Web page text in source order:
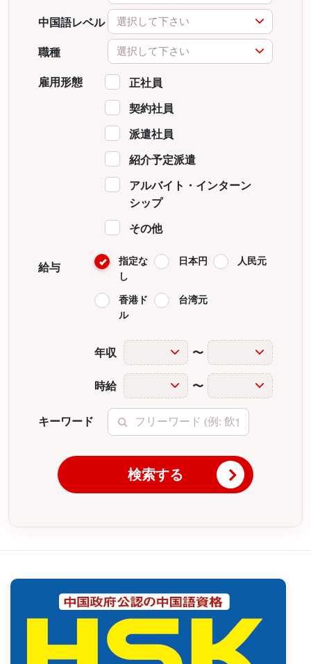
中国語レベル 選択して下さい
職種 選択して下さい
雇用形態 正社員
契約社員
派遣社員
紹介予定派遣
アルバイト・インターン
シップ
その他
給与
指定な
し
日本円 人民元
香港ド
ル
台湾元
年収 〜
時給 〜
キーワード
検索する